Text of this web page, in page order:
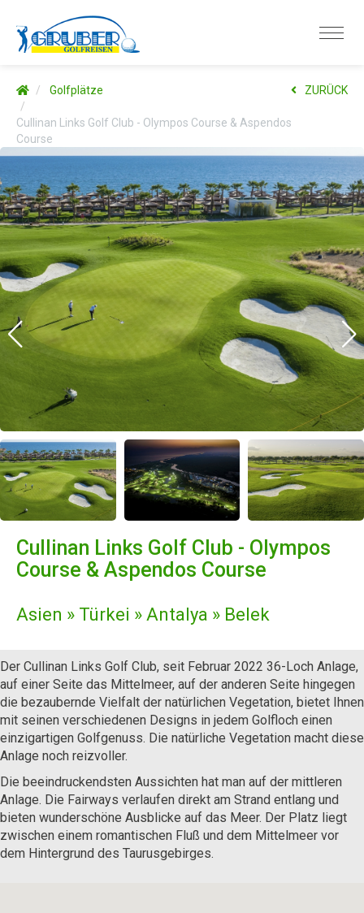
Golfplätze
Cullinan Links Golf Club - Olympos Course & Aspendos
Course
ZURÜCK
Cullinan Links Golf Club - Olympos
Course & Aspendos Course
Asien » Türkei » Antalya » Belek
Der Cullinan Links Golf Club, seit Februar 2022 36-Loch Anlage,
auf einer Seite das Mittelmeer, auf der anderen Seite hingegen
die bezaubernde Vielfalt der natürlichen Vegetation, bietet Ihnen
mit seinen verschiedenen Designs in jedem Golfloch einen
einzigartigen Golfgenuss. Die natürliche Vegetation macht diese
Anlage noch reizvoller.
Die beeindruckendsten Aussichten hat man auf der mittleren
Anlage. Die Fairways verlaufen direkt am Strand entlang und
bieten wunderschöne Ausblicke auf das Meer. Der Platz liegt
zwischen einem romantischen Fluß und dem Mittelmeer vor
dem Hintergrund des Taurusgebirges.